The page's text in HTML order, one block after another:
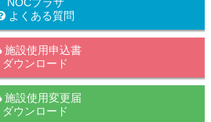
よくある質問
施設使用申込書
ダウンロード
施設使用変更届
ダウンロード